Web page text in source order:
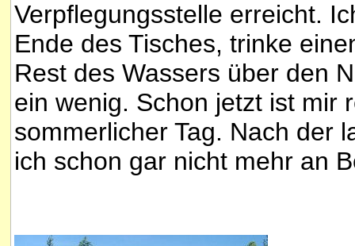
Verpflegungsstelle erreicht.
Ende des Tisches, trinke
Rest des Wassers über den
ein wenig. Schon jetzt ist mir
sommerlicher Tag. Nach der
ich schon gar nicht mehr an